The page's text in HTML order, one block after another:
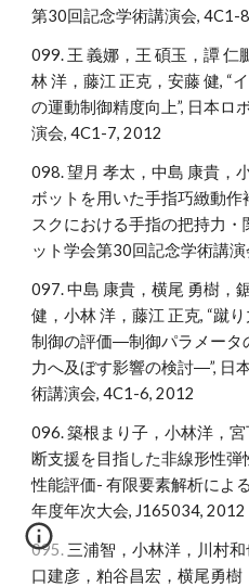
第30回記念学術講演会, 4C1-
099. 王 義娜，王 碩玉，譚 仁
林 洋，藤江 正克，安藤 健, “
の運動制御精度向上”, 日本ロ
演会, 4C1-7, 2012
098. 望月 孝太，中島 康貴，
ボットを用いた手指巧緻動
スクにおける手指の把持力
ット学会第30回記念学術講
097. 中島 康貴，横尾 勇樹，
健，小林 洋，藤江 正克, “蹴
制御の評価―制御パラメータ
力へ及ぼす影響の検討―”, 日
術講演会, 4C1-6, 2012
096. 築根まり子，小林洋，
断支援を目指した非線形性弾
性能評価- 有限要素解析によ
年度年次大会, J165034, 2012
095. 三浦智，小林洋，川村
口建彦，粕谷昌宏，横尾勇樹